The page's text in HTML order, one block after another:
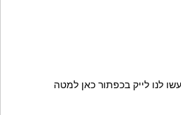
עשו לנו לייק בכפתור כאן למטה